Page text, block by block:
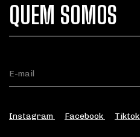
QUEM SOMOS
Instagram Facebook Tiktok